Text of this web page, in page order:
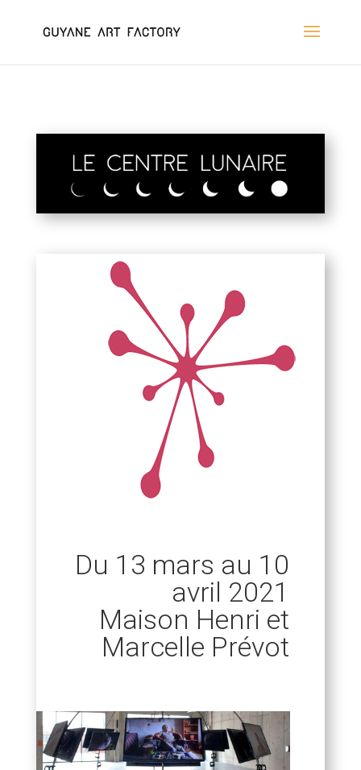
Du 13 mars au 10
avril 2021
Maison Henri et
Marcelle Prévot